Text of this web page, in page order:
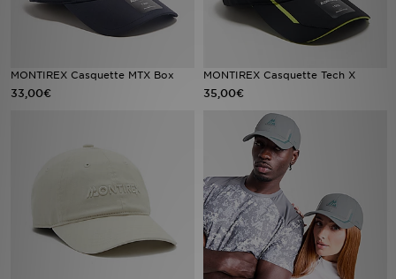
MONTIREX Casquette MTX Box
33,00€
MONTIREX Casquette Tech X
35,00€
Service client
Nos Magasins